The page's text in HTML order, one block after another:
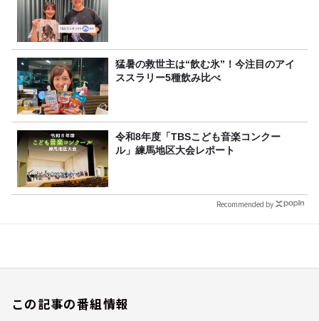
猛暑の救世主は“飲む氷”！今注目のアイ
ススラリー5種飲み比べ
令和8年度「TBSこども音楽コンクー
ル」練馬地区大会レポート
Recommended by
この記事の番組情報